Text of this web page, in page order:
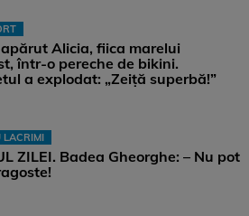
Alicia, fiica marelui
într-o pereche de bikini.
a explodat: „Zeiță superbă!”
LACRIMI
ZILEI. Badea Gheorghe: – Nu pot